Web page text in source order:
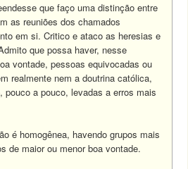
que faço uma distinção entre
as reuniões dos chamados
em si. Critico e ataco as heresias e
que possa haver, nesse
vontade, pessoas equivocadas ou
realmente nem a doutrina católica,
pouco a pouco, levadas a erros mais
é homogênea, havendo grupos mais
de maior ou menor boa vontade.